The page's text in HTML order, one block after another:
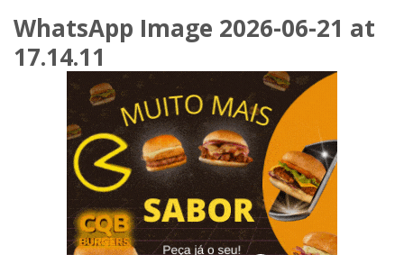
WhatsApp Image 2026-06-21 at
17.14.11